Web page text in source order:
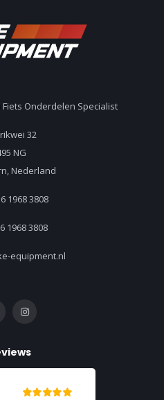
Onderdelen Specialist
32
NG
Nederland
1968 3808
1968 3808
equipment.nl